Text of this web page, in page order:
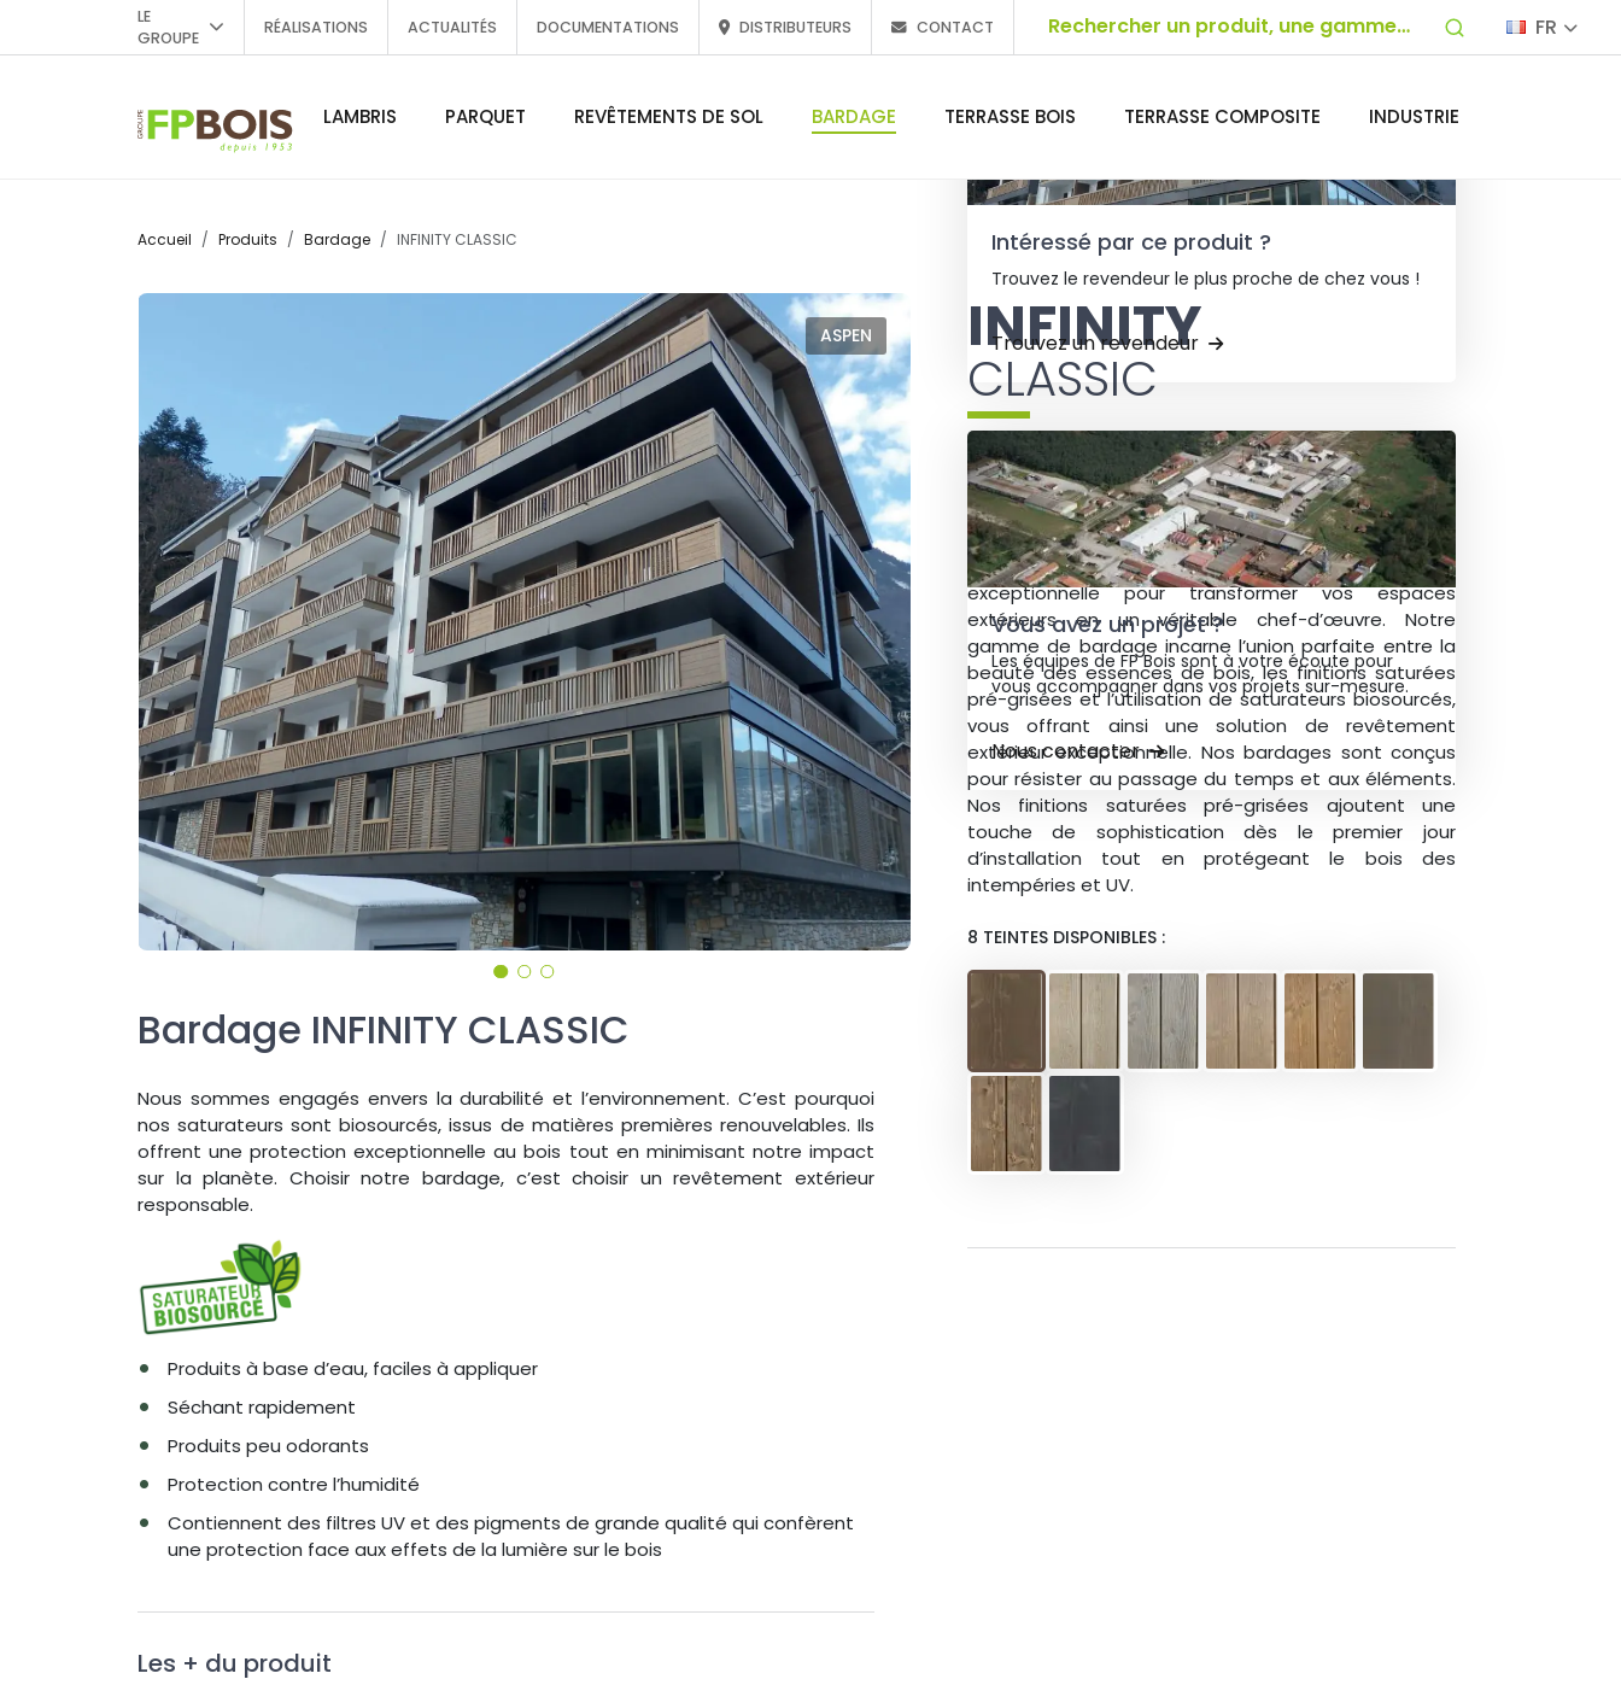
LE
GROUPE
RÉALISATIONS ACTUALITÉS DOCUMENTATIONS DISTRIBUTEURS CONTACT FR
LAMBRIS PARQUET REVÊTEMENTS DE SOL BARDAGE TERRASSE BOIS TERRASSE COMPOSITE INDUSTRIE
Accueil Produits Bardage INFINITY CLASSIC
INFINITY
CLASSIC
Le bardage Classic Infinity de chez Rabopale est
l’élégance au naturelle qui se marie à une durabilité
exceptionnelle pour transformer vos espaces
extérieurs en un véritable chef-d’œuvre. Notre
gamme de bardage incarne l’union parfaite entre la
beauté des essences de bois, les finitions saturées
pré-grisées et l’utilisation de saturateurs biosourcés,
vous offrant ainsi une solution de revêtement
extérieur exceptionnelle. Nos bardages sont conçus
pour résister au passage du temps et aux éléments.
Nos finitions saturées pré-grisées ajoutent une
touche de sophistication dès le premier jour
d’installation tout en protégeant le bois des
intempéries et UV.
8 TEINTES DISPONIBLES :
Intéressé par ce produit ?
Trouvez le revendeur le plus proche de chez vous !
Trouvez un revendeur
Vous avez un projet ?
Les équipes de FP Bois sont à votre écoute pour
vous accompagner dans vos projets sur-mesure.
Nous contacter
ASPEN
Bardage INFINITY CLASSIC
Nous sommes engagés envers la durabilité et l’environnement. C’est pourquoi
nos saturateurs sont biosourcés, issus de matières premières renouvelables. Ils
offrent une protection exceptionnelle au bois tout en minimisant notre impact
sur la planète. Choisir notre bardage, c’est choisir un revêtement extérieur
responsable.
Produits à base d’eau, faciles à appliquer
Séchant rapidement
Produits peu odorants
Protection contre l’humidité
Contiennent des filtres UV et des pigments de grande qualité qui confèrent
une protection face aux effets de la lumière sur le bois
Les + du produit